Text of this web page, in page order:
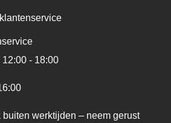
- 18:00
werktijden – neem gerust